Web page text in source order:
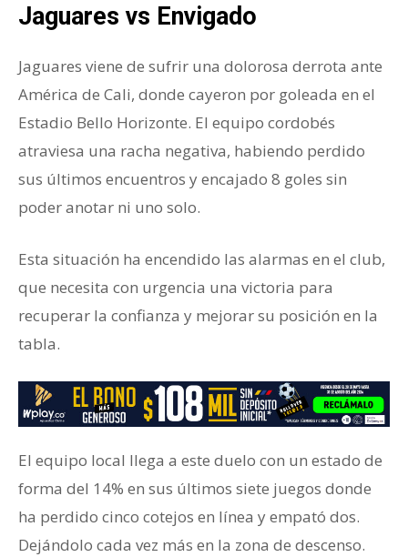
Jaguares vs Envigado
Jaguares viene de sufrir una dolorosa derrota ante
América de Cali, donde cayeron por goleada en el
Estadio Bello Horizonte. El equipo cordobés
atraviesa una racha negativa, habiendo perdido
sus últimos encuentros y encajado 8 goles sin
poder anotar ni uno solo.
Esta situación ha encendido las alarmas en el club,
que necesita con urgencia una victoria para
recuperar la confianza y mejorar su posición en la
tabla.
El equipo local llega a este duelo con un estado de
forma del 14% en sus últimos siete juegos donde
ha perdido cinco cotejos en línea y empató dos.
Dejándolo cada vez más en la zona de descenso.